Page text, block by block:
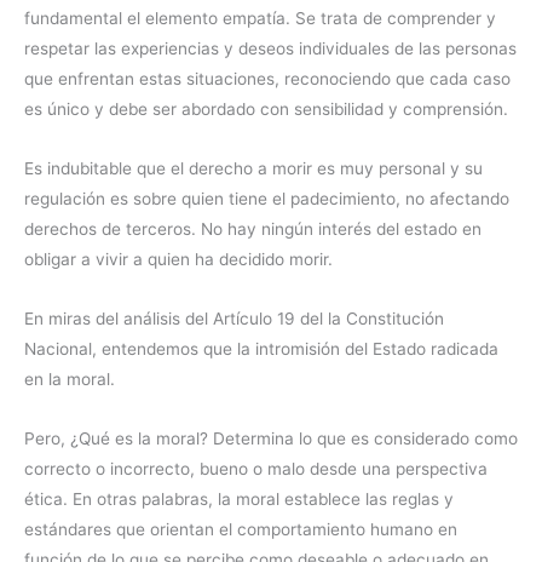
fundamental el elemento empatía. Se trata de comprender y
respetar las experiencias y deseos individuales de las personas
que enfrentan estas situaciones, reconociendo que cada caso
es único y debe ser abordado con sensibilidad y comprensión.
Es indubitable que el derecho a morir es muy personal y su
regulación es sobre quien tiene el padecimiento, no afectando
derechos de terceros. No hay ningún interés del estado en
obligar a vivir a quien ha decidido morir.
En miras del análisis del Artículo 19 del la Constitución
Nacional, entendemos que la intromisión del Estado radicada
en la moral.
Pero, ¿Qué es la moral? Determina lo que es considerado como
correcto o incorrecto, bueno o malo desde una perspectiva
ética. En otras palabras, la moral establece las reglas y
estándares que orientan el comportamiento humano en